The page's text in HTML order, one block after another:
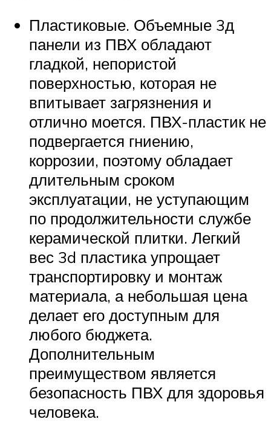
Пластиковые. Объемные 3д
панели из ПВХ обладают
гладкой, непористой
поверхностью, которая не
впитывает загрязнения и
отлично моется. ПВХ-пластик не
подвергается гниению,
коррозии, поэтому обладает
длительным сроком
эксплуатации, не уступающим
по продолжительности службе
керамической плитки. Легкий
вес 3d пластика упрощает
транспортировку и монтаж
материала, а небольшая цена
делает его доступным для
любого бюджета.
Дополнительным
преимуществом является
безопасность ПВХ для здоровья
человека.